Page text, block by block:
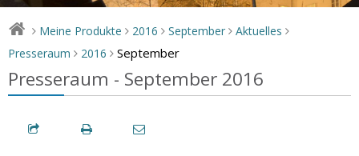
> Meine Produkte > 2016 > September > Aktuelles >
Presseraum > 2016 > September
Presseraum - September 2016